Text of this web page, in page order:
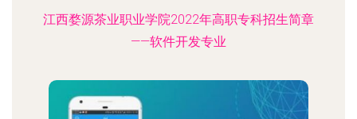
江西婺源茶业职业学院2022年高职专科招生简章
——软件开发专业